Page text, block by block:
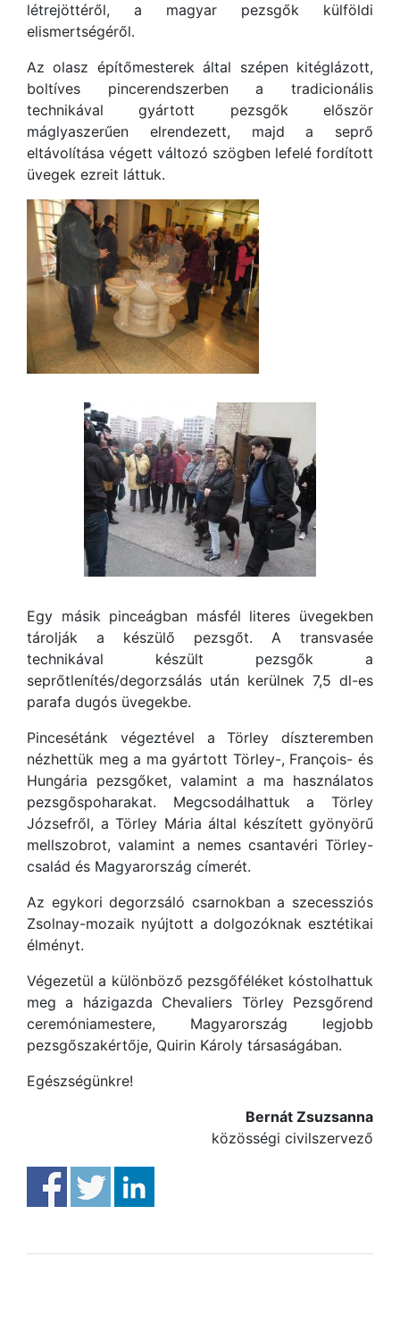
létrejöttéről, a magyar pezsgők külföldi
elismertségéről.
Az olasz építőmesterek által szépen kitéglázott,
boltíves pincerendszerben a tradicionális
technikával gyártott pezsgők először
máglyaszerűen elrendezett, majd a seprő
eltávolítása végett változó szögben lefelé fordított
üvegek ezreit láttuk.
Egy másik pinceágban másfél literes üvegekben
tárolják a készülő pezsgőt. A transvasée
technikával készült pezsgők a
seprőtlenítés/degorzsálás után kerülnek 7,5 dl-es
parafa dugós üvegekbe.
Pincesétánk végeztével a Törley díszteremben
nézhettük meg a ma gyártott Törley-, François- és
Hungária pezsgőket, valamint a ma használatos
pezsgőspoharakat. Megcsodálhattuk a Törley
Józsefről, a Törley Mária által készített gyönyörű
mellszobrot, valamint a nemes csantavéri Törley-
család és Magyarország címerét.
Az egykori degorzsáló csarnokban a szecessziós
Zsolnay-mozaik nyújtott a dolgozóknak esztétikai
élményt.
Végezetül a különböző pezsgőféléket kóstolhattuk
meg a házigazda Chevaliers Törley Pezsgőrend
ceremóniamestere, Magyarország legjobb
pezsgőszakértője, Quirin Károly társaságában.
Egészségünkre!
Bernát Zsuzsanna
közösségi civilszervező